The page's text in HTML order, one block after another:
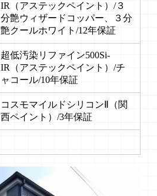
IR（アステックペイント）/３
分艶ウィザードコッパー、３分
艶クールホワイト/12年保証
超低汚染リファイン500Si-
IR（アステックペイント）/チ
ャコール/10年保証
コスモマイルドシリコンⅡ（関
西ペイント）/3年保証